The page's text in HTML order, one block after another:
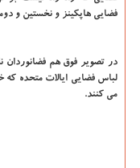
فضایی هاپکینز و نخستین و
در تصویر فوق هم فضانوردان
لباس فضایی ایالات متحده که
می کنند.